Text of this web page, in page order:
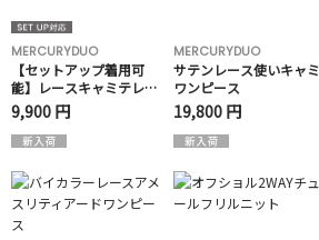
MERCURYDUO
【セットアップ着用可
能】レースキャミテレコ
アンサンブル
9,900 円
MERCURYDUO
サテンレース使いキャミ
ワンピース
19,800 円